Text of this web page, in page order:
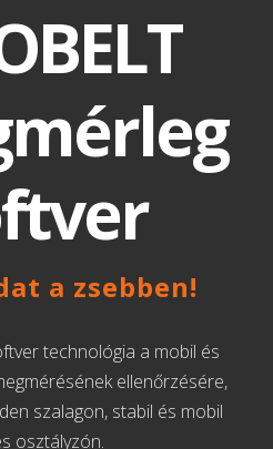
a zsebben!
technológia a mobil és
ellenőrzésére,
szalagon, stabil és mobil
osztályzón.